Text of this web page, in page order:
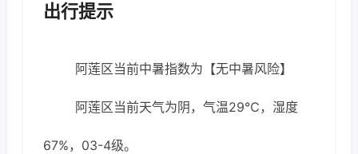
出行提示
阿莲区当前中暑指数为【无中暑风险】
阿莲区当前天气为阴，气温29℃，湿度
67%，03-4级。